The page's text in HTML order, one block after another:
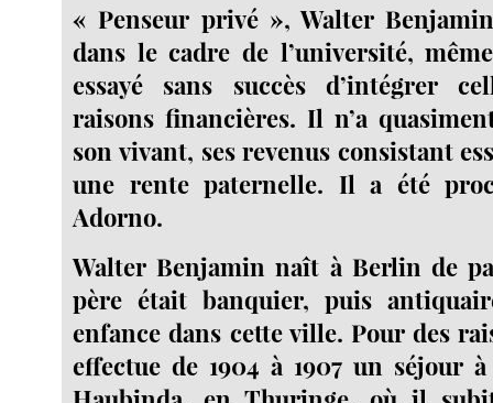
« Penseur privé », Walter
dans le cadre de l’université,
essayé sans succès d’intégrer
raisons financières. Il n’a
son vivant, ses revenus consistant
une rente paternelle. Il a été
Adorno.
Walter Benjamin naît à Berlin de
père était banquier, puis
enfance dans cette ville. Pour des
effectue de 1904 à 1907 un séjour